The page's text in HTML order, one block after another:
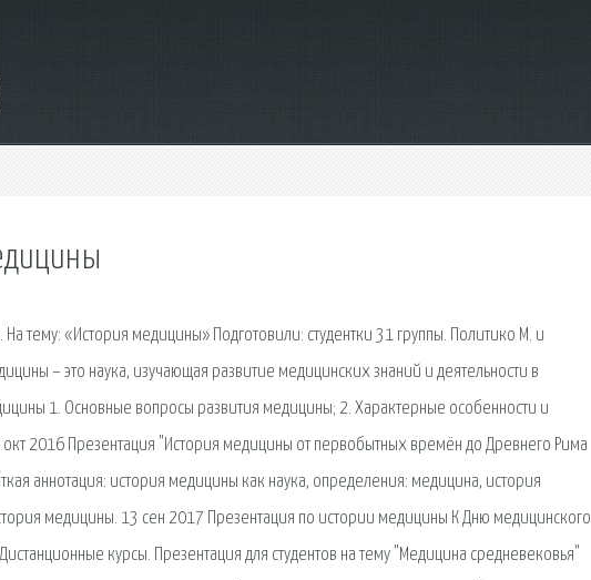
На тему: «История медицины» Подготовили: студентки 31 группы. Политико М. и
– это наука, изучающая развитие медицинских знаний и деятельности в
1. Основные вопросы развития медицины; 2. Характерные особенности и
2016 Презентация "История медицины от первобытных времён до Древнего Рима
аннотация: история медицины как наука, определения: медицина, история
медицины. 13 сен 2017 Презентация по истории медицины К Дню медицинского
курсы. Презентация для студентов на тему "Медицина средневековья"